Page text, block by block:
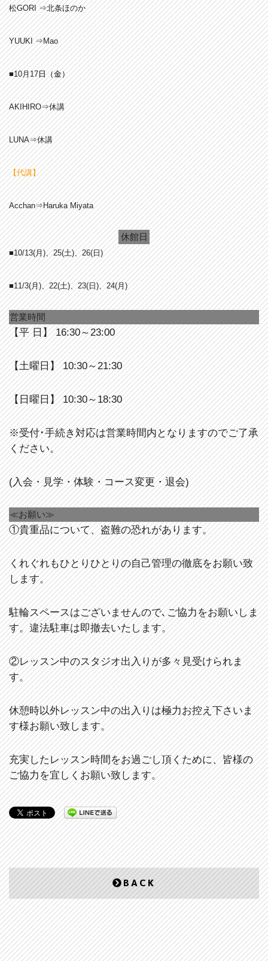
松GORI ⇒北条ほのか
YUUKI ⇒Mao
■10月17日（金）
AKIHIRO⇒休講
LUNA⇒休講
【代講】
Acchan⇒Haruka Miyata
休館日
■10/13(月)、25(土)、26(日)
■11/3(月)、22(土)、23(日)、24(月)
営業時間
【平 日】 16:30～23:00
【土曜日】 10:30～21:30
【日曜日】 10:30～18:30
※受付･手続き対応は営業時間内となりますのでご了承
ください。
(入会・見学・体験・コース変更・退会)
≪お願い≫
①貴重品について、盗難の恐れがあります。
くれぐれもひとりひとりの自己管理の徹底をお願い致
します。
駐輪スペースはございませんので､ご協力をお願いしま
す。違法駐車は即撤去いたします。
②レッスン中のスタジオ出入りが多々見受けられま
す。
休憩時以外レッスン中の出入りは極力お控え下さいま
す様お願い致します。
充実したレッスン時間をお過ごし頂くために、皆様の
ご協力を宜しくお願い致します。
BACK